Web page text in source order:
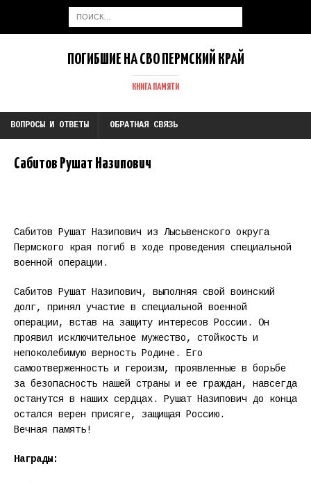
ПОГИБШИЕ НА СВО ПЕРМСКИЙ КРАЙ
КНИГА ПАМЯТИ
ВОПРОСЫ И ОТВЕТЫ ОБРАТНАЯ СВЯЗЬ
Сабитов Рушат Назипович
Сабитов Рушат Назипович из Лысьвенского округа
Пермского края погиб в ходе проведения специальной
военной операции.
Сабитов Рушат Назипович, выполняя свой воинский
долг, принял участие в специальной военной
операции, встав на защиту интересов России. Он
проявил исключительное мужество, стойкость и
непоколебимую верность Родине. Его
самоотверженность и героизм, проявленные в борьбе
за безопасность нашей страны и ее граждан, навсегда
останутся в наших сердцах. Рушат Назипович до конца
остался верен присяге, защищая Россию.
Вечная память!
Награды: